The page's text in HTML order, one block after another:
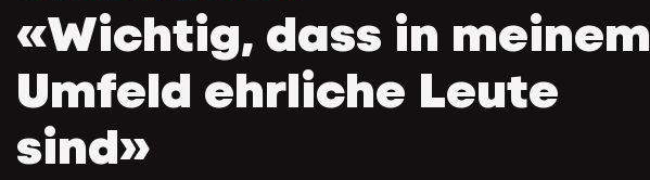
«Wichtig, dass in meinem
Umfeld ehrliche Leute
sind»